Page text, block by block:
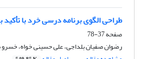
طراحی الگوی برنامه درسی خرد با
صفحه37-78
رضوان صفیان بلداجی، علی حسینی خواه،